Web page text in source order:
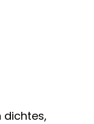
dichtes,